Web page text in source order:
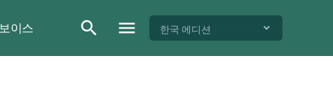
보이스 한국 에디션